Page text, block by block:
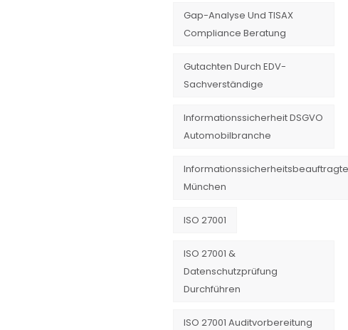
Gap-Analyse Und TISAX
Compliance Beratung
Gutachten Durch EDV-
Sachverständige
Informationssicherheit DSGVO
Automobilbranche
München
ISO 27001
ISO 27001 &
Datenschutzprüfung
Durchführen
ISO 27001 Auditvorbereitung